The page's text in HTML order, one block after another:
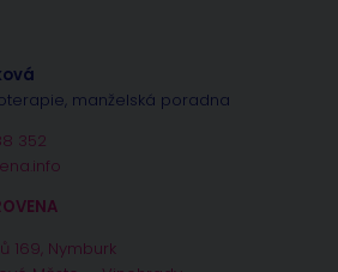
manželská poradna
352
169, Nymburk